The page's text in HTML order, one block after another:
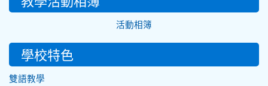
活動相簿
學校特色
雙語教學